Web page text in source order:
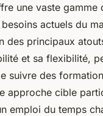
une vaste gamme
actuels du
des principaux
et sa flexibilité,
suivre des
approche cible
emploi du temps